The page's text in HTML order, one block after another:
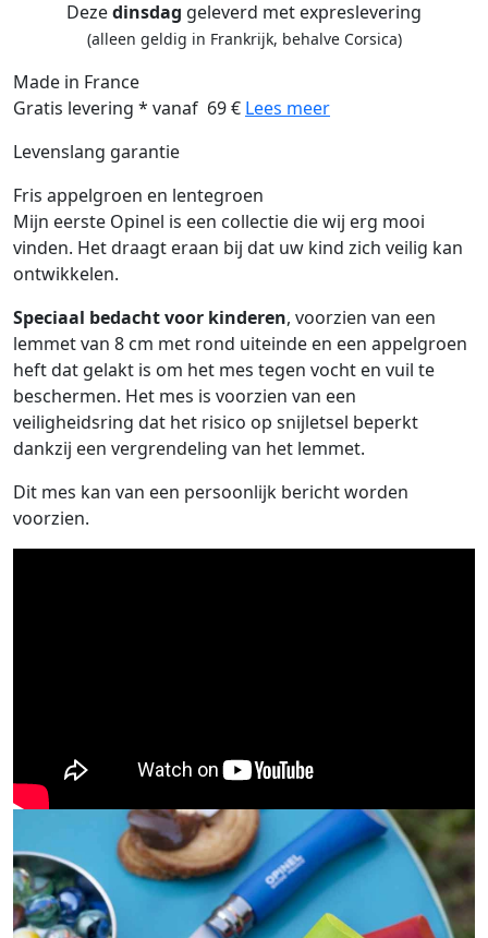
Dezedinsdag geleverd met expreslevering
(alleen geldig in Frankrijk, behalve Corsica)
Made in France
Gratis levering * vanaf 69 € Lees meer
Levenslang garantie
Fris appelgroen en lentegroen
Mijn eerste Opinel is een collectie die wij erg mooi
vinden. Het draagt eraan bij dat uw kind zich veilig kan
ontwikkelen.
Speciaal bedacht voor kinderen, voorzien van een
lemmet van 8 cm met rond uiteinde en een appelgroen
heft dat gelakt is om het mes tegen vocht en vuil te
beschermen. Het mes is voorzien van een
veiligheidsring dat het risico op snijletsel beperkt
dankzij een vergrendeling van het lemmet.
Dit mes kan van een persoonlijk bericht worden
voorzien.